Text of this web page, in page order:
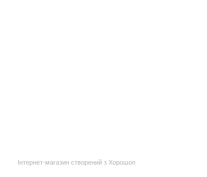
Інтернет-магазин створений з Хорошоп